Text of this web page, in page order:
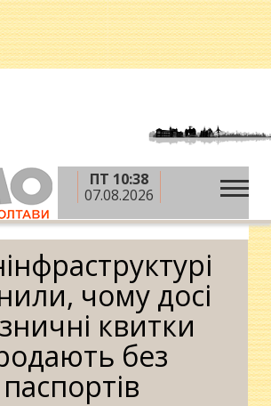
ПТ 10:38
07.08.2026
У Мінінфраструктурі
залізничні квитки продають без
чому досі
квитки
без
паспортів